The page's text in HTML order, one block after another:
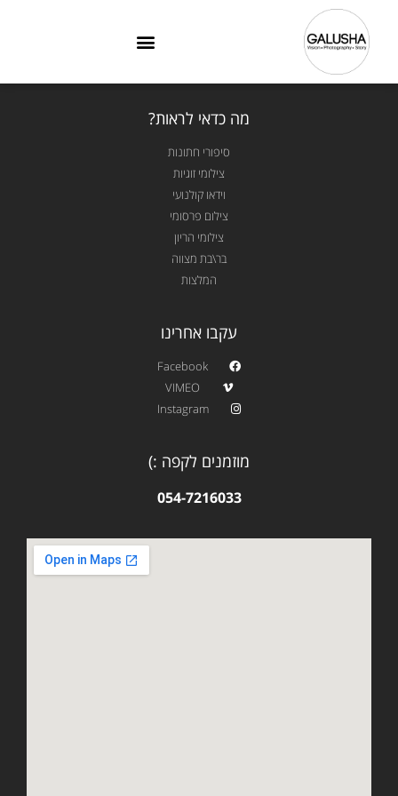
מה כדאי לראות?
סיפורי חתונות
צילומי זוגיות
וידאו קולנועי
צילום פרסומי
צילומי הריון
בר\בת מצווה
המלצות
עקבו אחרינו
Facebook
VIMEO
Instagram
מוזמנים לקפה :)
054-7216033